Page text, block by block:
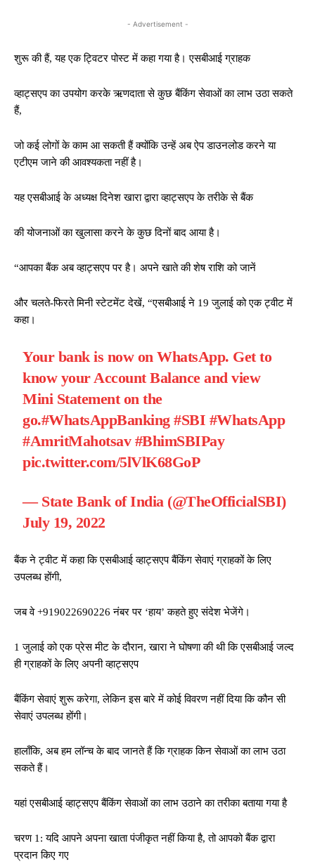
- Advertisement -
शुरू की हैं, यह एक ट्विटर पोस्ट में कहा गया है। एसबीआई ग्राहक
व्हाट्सएप का उपयोग करके ऋणदाता से कुछ बैंकिंग सेवाओं का लाभ उठा सकते
हैं,
जो कई लोगों के काम आ सकती हैं क्योंकि उन्हें अब ऐप डाउनलोड करने या
एटीएम जाने की आवश्यकता नहीं है।
यह एसबीआई के अध्यक्ष दिनेश खारा द्वारा व्हाट्सएप के तरीके से बैंक
की योजनाओं का खुलासा करने के कुछ दिनों बाद आया है।
“आपका बैंक अब व्हाट्सएप पर है। अपने खाते की शेष राशि को जानें
और चलते-फिरते मिनी स्टेटमेंट देखें, “एसबीआई ने 19 जुलाई को एक ट्वीट में
कहा।
Your bank is now on WhatsApp. Get to
know your Account Balance and view
Mini Statement on the
go.#WhatsAppBanking #SBI #WhatsApp
#AmritMahotsav #BhimSBIPay
pic.twitter.com/5lVlK68GoP
— State Bank of India (@TheOfficialSBI)
July 19, 2022
बैंक ने ट्वीट में कहा कि एसबीआई व्हाट्सएप बैंकिंग सेवाएं ग्राहकों के लिए
उपलब्ध होंगी,
जब वे +919022690226 नंबर पर ‘हाय’ कहते हुए संदेश भेजेंगे।
1 जुलाई को एक प्रेस मीट के दौरान, खारा ने घोषणा की थी कि एसबीआई जल्द
ही ग्राहकों के लिए अपनी व्हाट्सएप
बैंकिंग सेवाएं शुरू करेगा, लेकिन इस बारे में कोई विवरण नहीं दिया कि कौन सी
सेवाएं उपलब्ध होंगी।
हालाँकि, अब हम लॉन्च के बाद जानते हैं कि ग्राहक किन सेवाओं का लाभ उठा
सकते हैं।
यहां एसबीआई व्हाट्सएप बैंकिंग सेवाओं का लाभ उठाने का तरीका बताया गया है
चरण 1: यदि आपने अपना खाता पंजीकृत नहीं किया है, तो आपको बैंक द्वारा
प्रदान किए गए